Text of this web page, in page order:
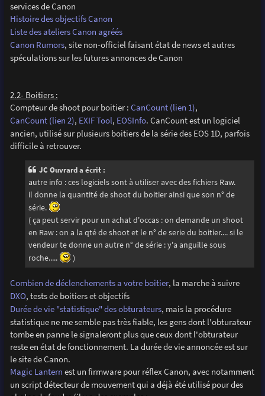
services de Canon
Histoire des objectifs Canon
Liste des ateliers Canon agréés
Canon Rumors, site non-officiel faisant état de news et autres
spéculations sur les futures annonces de Canon
2.2- Boitiers :
Compteur de shoot pour boitier : CanCount (lien 1),
CanCount (lien 2), EXIF Tool, EOSInfo. CanCount est un logiciel
ancien, utilisé sur plusieurs boitiers de la série des EOS 1D, parfois
difficile à retrouver.
JC Ouvrard a écrit :
autre info : ces logiciels sont à utiliser avec des fichiers Raw.
il donne la quantité de shoot du boitier ainsi que son n° de
série.
( ça peut servir pour un achat d'occas : on demande un shoot
en Raw : on a la qté de shoot et le n° de serie du boitier.... si le
vendeur te donne un autre n° de série : y'a anguille sous
roche.....
)
Combien de déclenchements a votre boitier, la marche à suivre
DXO, tests de boitiers et objectifs
Durée de vie "statistique" des obturateurs, mais la procédure
statistique ne me semble pas très fiable, les gens dont l'obturateur
tombe en panne le signaleront plus que ceux dont l'obturateur
reste en état de fonctionnement. La durée de vie annoncée est sur
le site de Canon.
Magic Lantern est un firmware pour réflex Canon, avec notamment
un script détecteur de mouvement qui a déjà été utilisé pour des